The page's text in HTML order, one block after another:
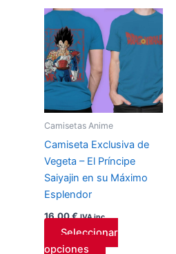
producto
Camisetas Anime
Camiseta Exclusiva de
Vegeta – El Príncipe
Saiyajin en su Máximo
Esplendor
16,00€ IVA inc.
Seleccionar
opciones
Este
producto
tiene
múltiples
variantes.
Las
opciones
se
pueden
elegir
en
página
de
producto